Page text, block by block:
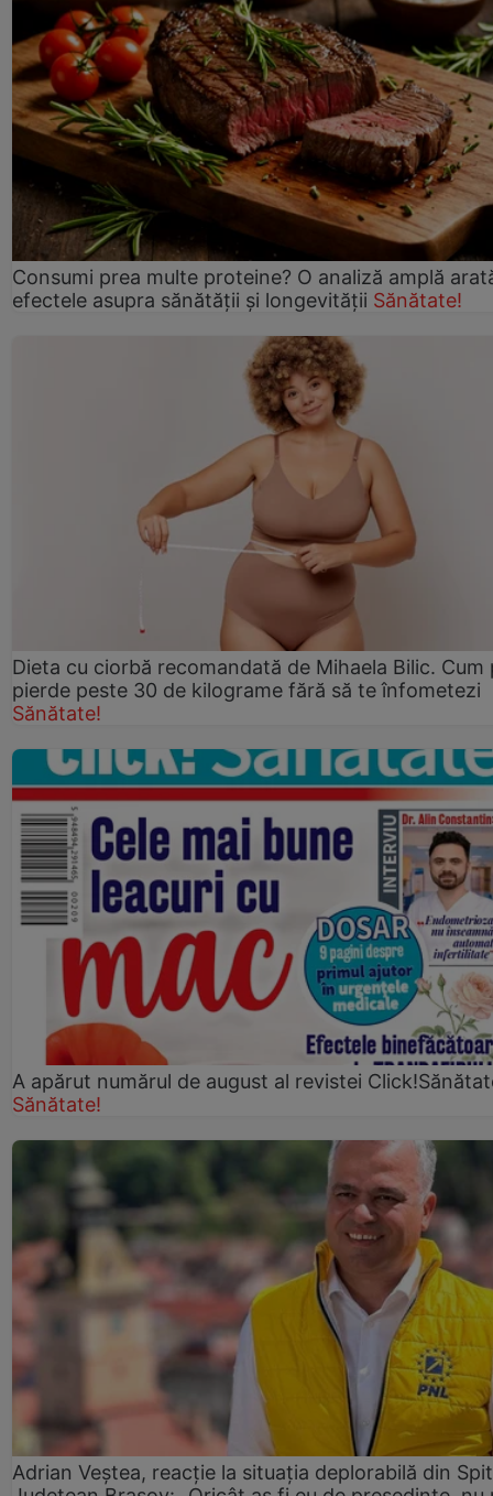
Consumi prea multe proteine? O analiză amplă
efectele asupra sănătății și longevității Sănătate!
Dieta cu ciorbă recomandată de Mihaela Bilic. Cum
pierde peste 30 de kilograme fără să te înfometezi
Sănătate!
A apărut numărul de august al revistei
Sănătate!
Adrian Veștea, reacție la situația deplorabilă din